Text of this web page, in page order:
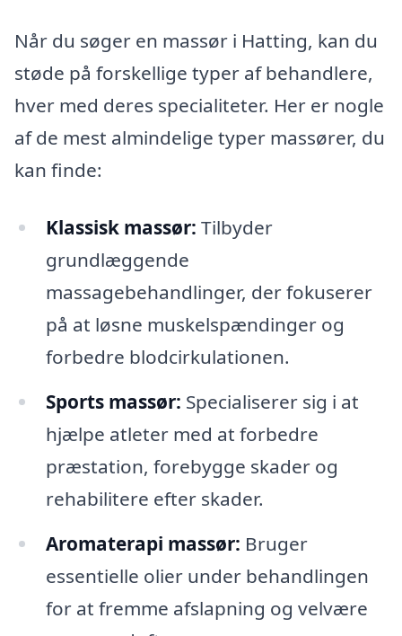
Når du søger en massør i Hatting, kan du
støde på forskellige typer af behandlere,
hver med deres specialiteter. Her er nogle
af de mest almindelige typer massører, du
kan finde:
Klassisk massør: Tilbyder
grundlæggende
massagebehandlinger, der fokuserer
på at løsne muskelspændinger og
forbedre blodcirkulationen.
Sports massør: Specialiserer sig i at
hjælpe atleter med at forbedre
præstation, forebygge skader og
rehabilitere efter skader.
Aromaterapi massør: Bruger
essentielle olier under behandlingen
for at fremme afslapning og velvære